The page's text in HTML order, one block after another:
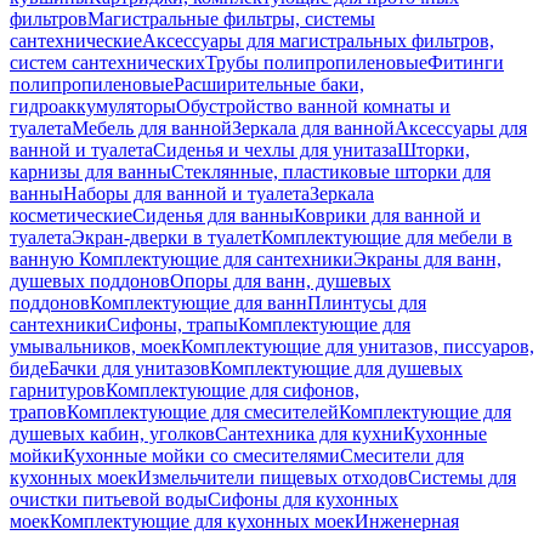
фильтровМагистральные фильтры, системы
сантехническиеАксессуары для магистральных фильтров,
систем сантехническихТрубы полипропиленовыеФитинги
полипропиленовыеРасширительные баки,
гидроаккумуляторыОбустройство ванной комнаты и
туалетаМебель для ваннойЗеркала для ваннойАксессуары для
ванной и туалетаСиденья и чехлы для унитазаШторки,
карнизы для ванныСтеклянные, пластиковые шторки для
ванныНаборы для ванной и туалетаЗеркала
косметическиеСиденья для ванныКоврики для ванной и
туалетаЭкран-дверки в туалетКомплектующие для мебели в
ванную Комплектующие для сантехникиЭкраны для ванн,
душевых поддоновОпоры для ванн, душевых
поддоновКомплектующие для ваннПлинтусы для
сантехникиСифоны, трапыКомплектующие для
умывальников, моекКомплектующие для унитазов, писсуаров,
бидеБачки для унитазовКомплектующие для душевых
гарнитуровКомплектующие для сифонов,
траповКомплектующие для смесителейКомплектующие для
душевых кабин, уголковСантехника для кухниКухонные
мойкиКухонные мойки со смесителямиСмесители для
кухонных моекИзмельчители пищевых отходовСистемы для
очистки питьевой водыСифоны для кухонных
моекКомплектующие для кухонных моекИнженерная